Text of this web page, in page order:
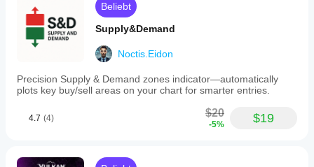
Beliebt
Supply&Demand
Noctis.Eidon
Precision Supply & Demand zones indicator—automatically
plots key buy/sell areas on your chart for smarter entries.
4.7 (4) $20
-5% $19